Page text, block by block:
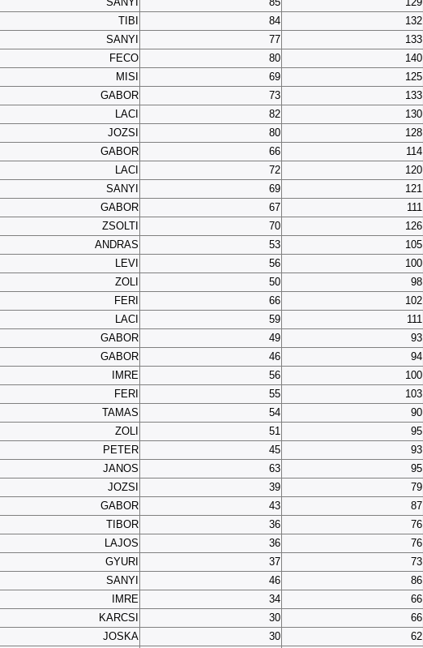
TIBI 84 132
SANYI 77 133
FECO 80 140
MISI 69 125
GABOR 73 133
LACI 82 130
JOZSI 80 128
GABOR 66 114
LACI 72 120
SANYI 69 121
GABOR 67 111
ZSOLTI 70 126
ANDRAS 53 105
LEVI 56 100
ZOLI 50 98
FERI 66 102
LACI 59 111
GABOR 49 93
GABOR 46 94
IMRE 56 100
FERI 55 103
TAMAS 54 90
ZOLI 51 95
PETER 45 93
JANOS 63 95
JOZSI 39 79
GABOR 43 87
TIBOR 36 76
LAJOS 36 76
GYURI 37 73
SANYI 46 86
IMRE 34 66
KARCSI 30 66
JOSKA 30 62